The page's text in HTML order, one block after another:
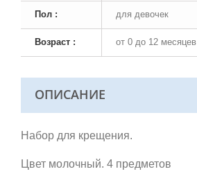
Пол : для девочек
Возраст : от 0 до 12 месяцев
ОПИСАНИЕ
Набор для крещения.
Цвет молочный. 4 предметов